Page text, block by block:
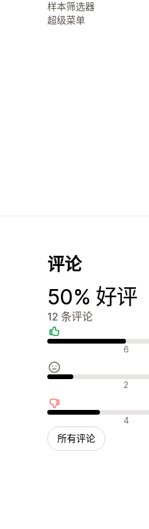
样本筛选器
超级菜单
评论
50% 好评
12 条评论
好评 6
中评 2
差评 4
所有评论